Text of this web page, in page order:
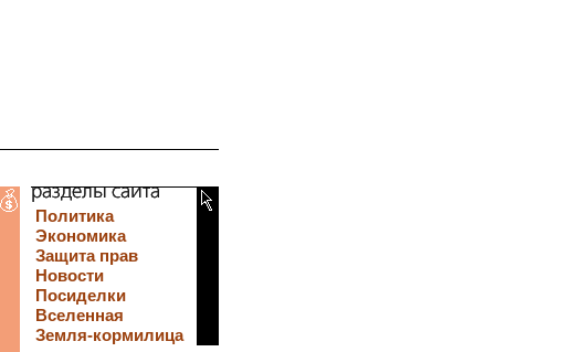
Политика
Экономика
Защита прав
Новости
Посиделки
Вселенная
Земля-кормилица